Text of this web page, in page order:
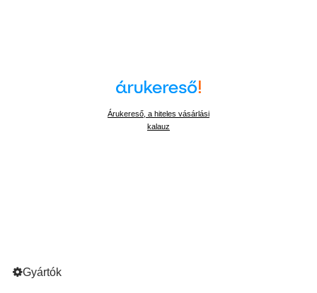
Árukereső, a hiteles vásárlási
kalauz
Gyártók